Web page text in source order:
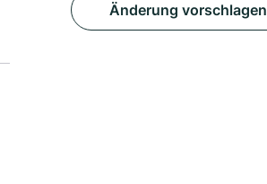
Änderung vorschlagen